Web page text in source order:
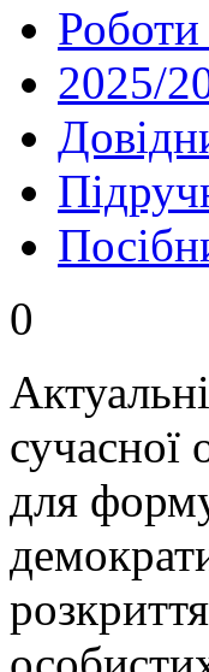
2025/
0
сучасної
для